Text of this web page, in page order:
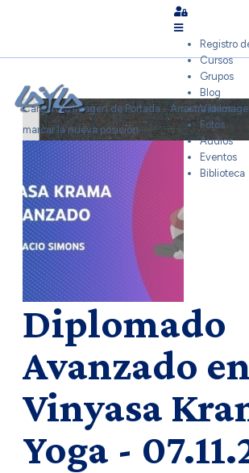
Sign In
Registro
Cursos
Grupos
Blog
Videos
Fotos
Audios
Eventos
Biblioteca
Cargando Imagen de Portada... Arrastra la
marcar la nueva posición
Diplomado
Avanzado en
Vinyasa
Yoga -